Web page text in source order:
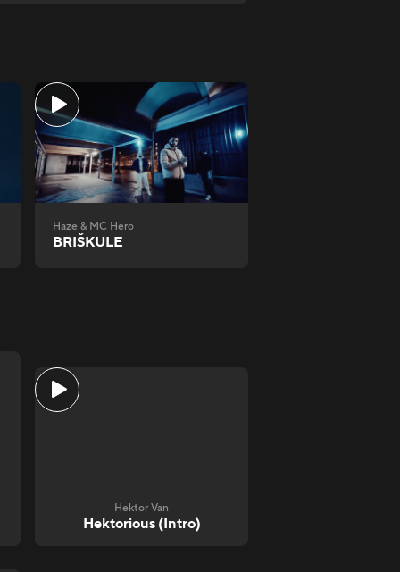
Haze & MC Hero
BRIŠKULE
Hektor Van
Hektorious (Intro)